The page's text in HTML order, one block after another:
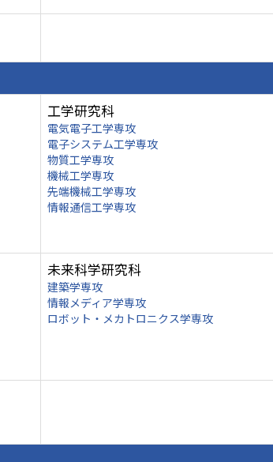
工学研究科
電気電子工学専攻
電子システム工学専攻
物質工学専攻
機械工学専攻
先端機械工学専攻
情報通信工学専攻
未来科学研究科
建築学専攻
情報メディア学専攻
ロボット・メカトロニクス学専攻